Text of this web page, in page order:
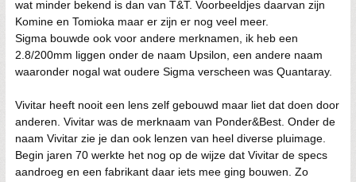
wat minder bekend is dan van T&T. Voorbeeldjes daarvan zijn
Komine en Tomioka maar er zijn er nog veel meer.
Sigma bouwde ook voor andere merknamen, ik heb een
2.8/200mm liggen onder de naam Upsilon, een andere naam
waaronder nogal wat oudere Sigma verscheen was Quantaray.
Vivitar heeft nooit een lens zelf gebouwd maar liet dat doen door
anderen. Vivitar was de merknaam van Ponder&Best. Onder de
naam Vivitar zie je dan ook lenzen van heel diverse pluimage.
Begin jaren 70 werkte het nog op de wijze dat Vivitar de specs
aandroeg en een fabrikant daar iets mee ging bouwen. Zo